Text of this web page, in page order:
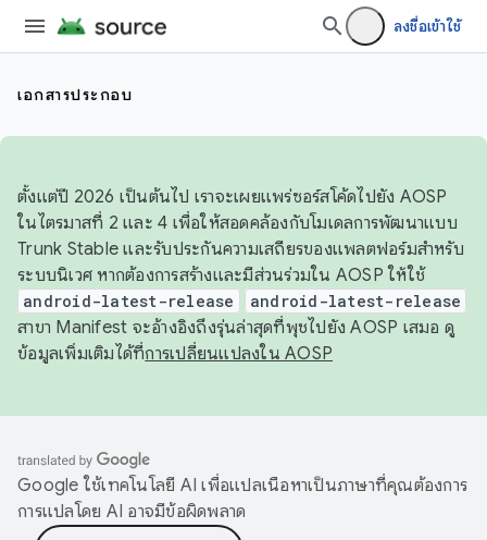
ลงชื่อเข้าใช้
เอกสารประกอบ
ตั้งแต่ปี 2026 เป็นต้นไป เราจะเผยแพร่ซอร์สโค้ดไปยัง AOSP
ในไตรมาสที่ 2 และ 4 เพื่อให้สอดคล้องกับโมเดลการพัฒนาแบบ
Trunk Stable และรับประกันความเสถียรของแพลตฟอร์มสำหรับ
ระบบนิเวศ หากต้องการสร้างและมีส่วนร่วมใน AOSP ให้ใช้
android-latest-release android-latest-release
สาขา Manifest จะอ้างอิงถึงรุ่นล่าสุดที่พุชไปยัง AOSP เสมอ ดู
ข้อมูลเพิ่มเติมได้ที่การเปลี่ยนแปลงใน AOSP
Google ใช้เทคโนโลยี AI เพื่อแปลเนื้อหาเป็นภาษาที่คุณต้องการ
การแปลโดย AI อาจมีข้อผิดพลาด